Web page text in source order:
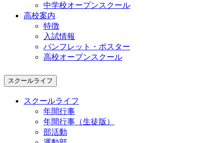
中学校オープンスクール
高校案内
特徴
入試情報
パンフレット・ポスター
高校オープンスクール
スクールライフ
スクールライフ
年間行事
年間行事（生徒版）
部活動